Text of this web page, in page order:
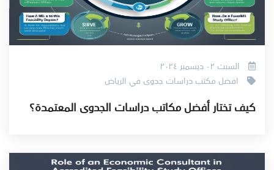
السبت ٠٢ ديسمبر ٢٠٢٤
افضل مكتب دراسات جدوى في الرياض
كيف تختار أفضل مكاتب دراسات الجدوى المعتمدة؟